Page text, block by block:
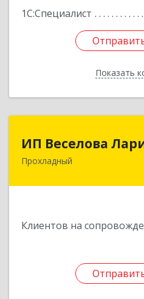
1С:Специалист
Показать
ИП Веселова
Прохладный
Клиентов на